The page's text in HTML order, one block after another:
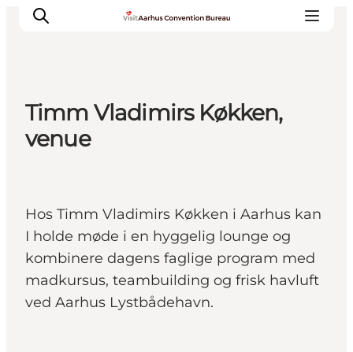
Hvorfor Aarhus
Kontakt
Timm Vladimirs Køkken,
venue
Hos Timm Vladimirs Køkken i Aarhus kan
I holde møde i en hyggelig lounge og
kombinere dagens faglige program med
madkursus, teambuilding og frisk havluft
ved Aarhus Lystbådehavn.